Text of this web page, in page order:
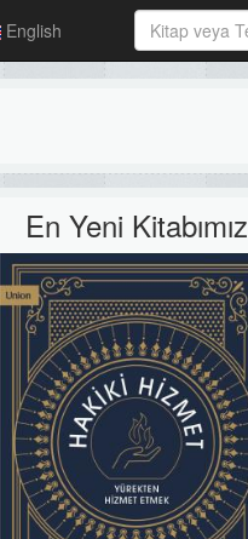
English
En Yeni Kitabımız